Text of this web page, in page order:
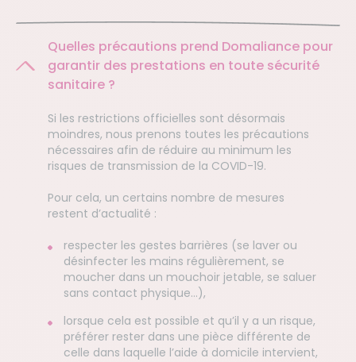
Quelles précautions prend Domaliance pour
garantir des prestations en toute sécurité
sanitaire ?
Si les restrictions officielles sont désormais
moindres, nous prenons toutes les précautions
nécessaires afin de réduire au minimum les
risques de transmission de la COVID-19.
Pour cela, un certains nombre de mesures
restent d’actualité :
respecter les gestes barrières (se laver ou
désinfecter les mains régulièrement, se
moucher dans un mouchoir jetable, se saluer
sans contact physique…),
lorsque cela est possible et qu’il y a un risque,
préférer rester dans une pièce différente de
celle dans laquelle l’aide à domicile intervient,